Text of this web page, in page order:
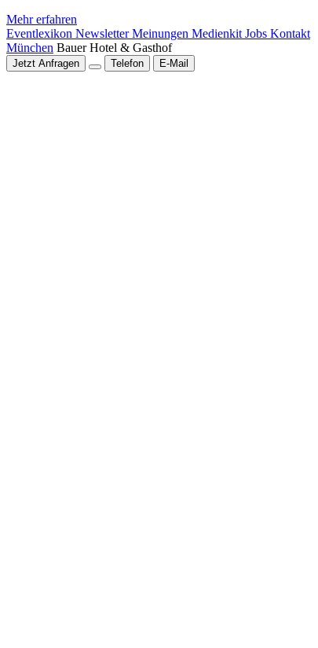
Mehr erfahren
Eventlexikon NewsletterMeinungen Medienkit Jobs Kontakt
München Bauer Hotel & Gasthof
Jetzt Anfragen Telefon E-Mail